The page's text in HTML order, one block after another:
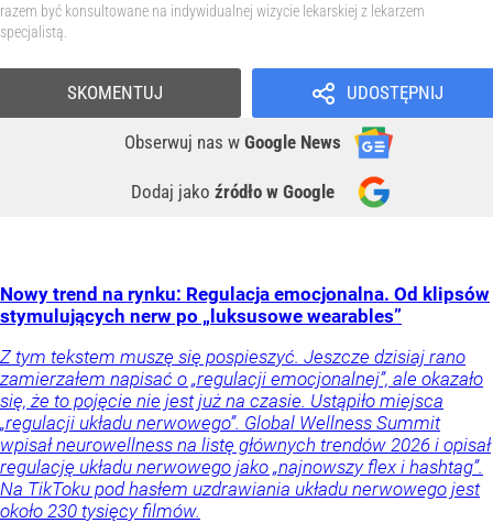
razem być konsultowane na indywidualnej wizycie lekarskiej z lekarzem
specjalistą.
UDOSTĘPNIJ
Obserwuj nas w Google News
Dodaj jako źródło w Google
SKOMENTUJ
Nowy trend na rynku: Regulacja emocjonalna. Od klipsów
stymulujących nerw po „luksusowe wearables”
Z tym tekstem muszę się pospieszyć. Jeszcze dzisiaj rano
zamierzałem napisać o „regulacji emocjonalnej”, ale okazało
się, że to pojęcie nie jest już na czasie. Ustąpiło miejsca
„regulacji układu nerwowego”. Global Wellness Summit
wpisał neurowellness na listę głównych trendów 2026 i opisał
regulację układu nerwowego jako „najnowszy flex i hashtag”.
Na TikToku pod hasłem uzdrawiania układu nerwowego jest
około 230 tysięcy filmów.